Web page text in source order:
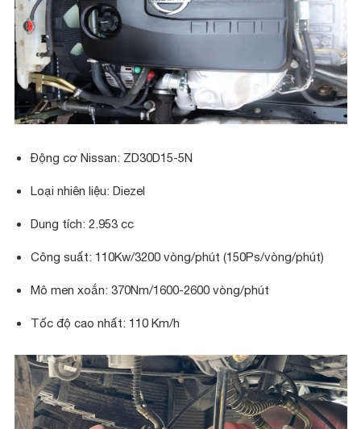
Động cơ Nissan: ZD30D15-5N
Loại nhiên liệu: Diezel
Dung tích: 2.953 cc
Công suất: 110Kw/3200 vòng/phút (150Ps/vòng/phút)
Mô men xoắn: 370Nm/1600-2600 vòng/phút
Tốc độ cao nhất: 110 Km/h